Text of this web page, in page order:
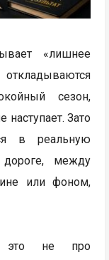
«лишнее
сезон,
наступает. Зато
в реальную
между
или фоном,
это не про